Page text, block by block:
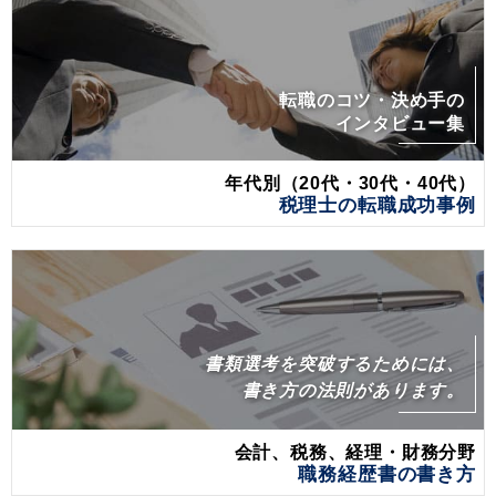
転職のコツ・決め手の
インタビュー集
年代別（20代・30代・40代）
税理士の転職成功事例
書類選考を突破するためには、
書き方の法則があります。
会計、税務、経理・財務分野
職務経歴書の書き方